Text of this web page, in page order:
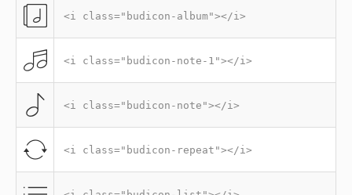
<i class="budicon-album"></i>
<i class="budicon-note-1"></i>
<i class="budicon-note"></i>
<i class="budicon-repeat"></i>